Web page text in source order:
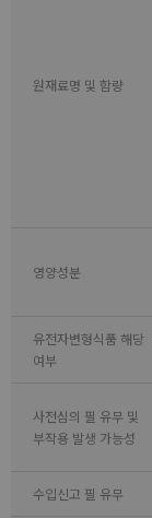
원재료명 및 함량
영양성분
유전자변형식품 해당
여부
사전심의 필 유무 및
부작용 발생 가능성
수입신고 필 유무